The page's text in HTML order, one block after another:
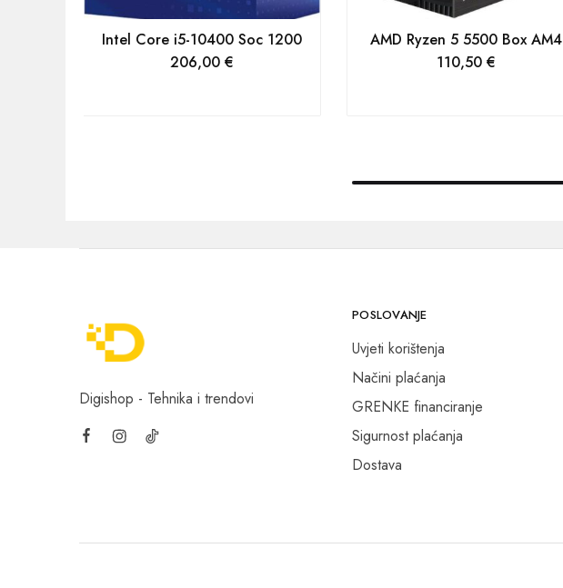
Intel Core i5-10400 Soc 1200
206,00 €
AMD Ryzen 5 5500 Box AM4
110,50 €
Digishop - Tehnika i trendovi
POSLOVANJE
Uvjeti korištenja
Načini plaćanja
GRENKE financiranje
Sigurnost plaćanja
Dostava